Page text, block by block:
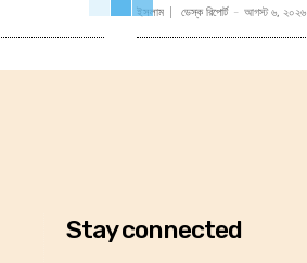
ইসলাম ডেস্ক রিপোর্ট - আগস্ট ৬, ২০২৬
Stay connected